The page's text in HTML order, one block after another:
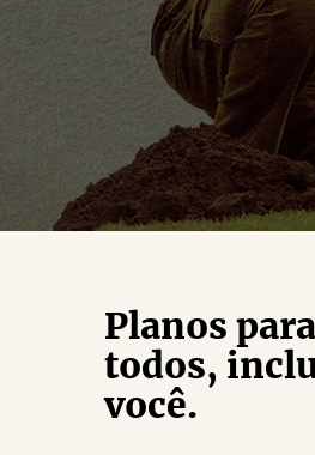
Planos para
todos,
você.